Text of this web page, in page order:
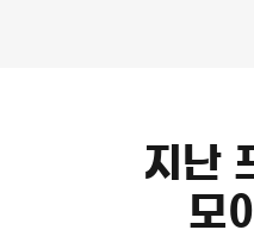
지난
모